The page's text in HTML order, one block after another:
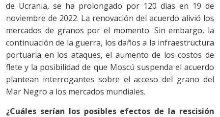
de Ucrania, se ha prolongado por 120 dias en 19 de
noviembre de 2022. La renovación del acuerdo alivió los
mercados de granos por el momento. Sin embargo, la
continuación de la guerra, los daños a la infraestructura
portuaria en los ataques, el aumento de los costos de
flete y la posibilidad de que Moscú suspenda el acuerdo
plantean interrogantes sobre el acceso del grano del
Mar Negro a los mercados mundiales.
¿Cuáles serían los posibles efectos de la rescisión